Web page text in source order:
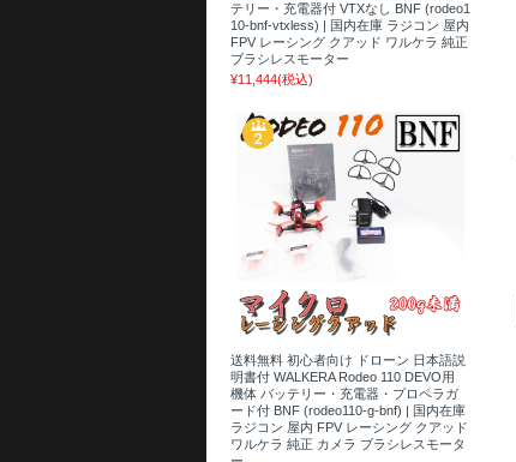
テリー・充電器付 VTXなし BNF (rodeo1
10-bnf-vtxless) | 国内在庫 ラジコン 屋内
FPV レーシング クアッド ワルケラ 純正
ブラシレスモーター
¥11,444(税込)
送料無料 初心者向け ドローン 日本語説
明書付 WALKERA Rodeo 110 DEVO用
機体 バッテリー・充電器・プロペラガ
ード付 BNF (rodeo110-g-bnf) | 国内在庫
ラジコン 屋内 FPV レーシング クアッド
ワルケラ 純正 カメラ ブラシレスモータ